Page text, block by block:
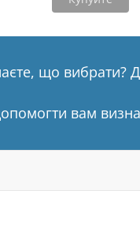
що вибрати?
вам